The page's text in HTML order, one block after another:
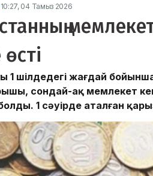
10:27, 04 Тамыз 2026
өсті
1 шілдедегі жағдай
сондай-ақ мемлекет
1 сәуірде аталған